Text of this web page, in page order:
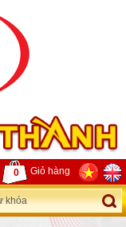
0 Giỏ hàng